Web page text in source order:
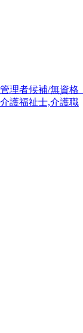
管理者候補/無資格
介護福祉士,介護職